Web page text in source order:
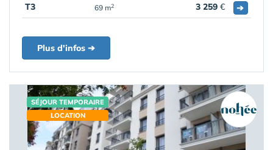
T3
69 m2 3 259 € ➔
Plus d'infos ➔
SÉJOUR TEMPORAIRE
LOCATION